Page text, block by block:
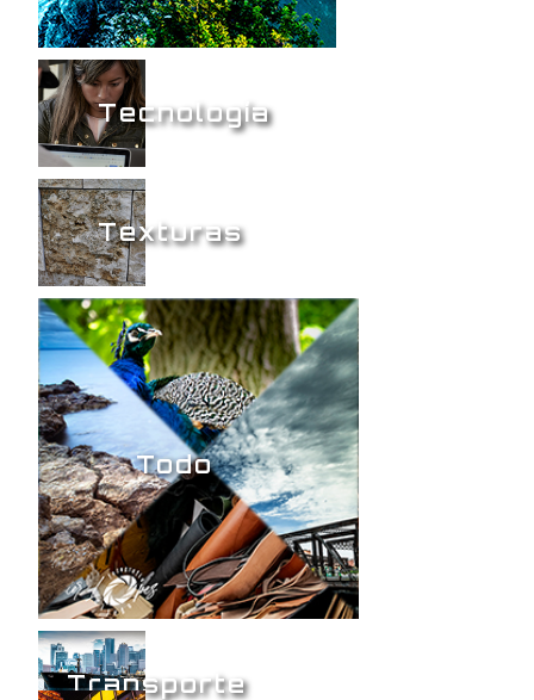
Tecnología
Texturas
Todo
Transporte